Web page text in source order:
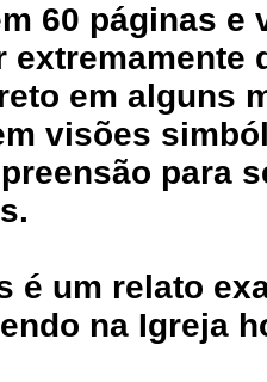
60 páginas e
extremamente
em alguns
visões
para
é um relato
na Igreja